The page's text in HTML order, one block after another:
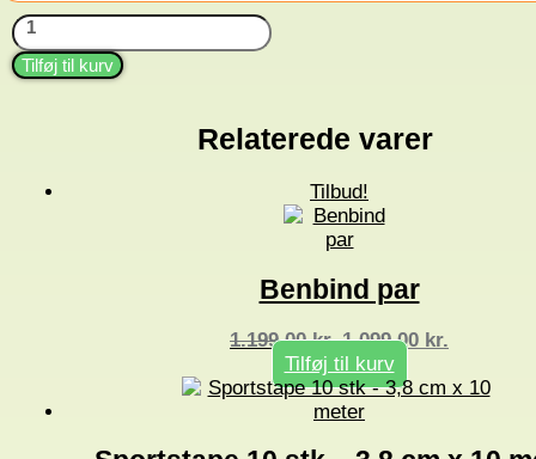
Elastik-
bandage
Super
80
Tilføj til kurv
Relaterede varer
Tilbud!
Benbind par
1.199,00kr. Den
oprindelige
pris
var:
1.199,00 kr..
1.099,00 kr.
pris
er:
Tilføj til kurv